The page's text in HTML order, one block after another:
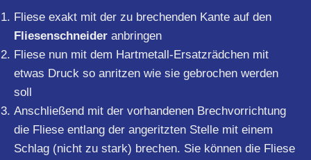
Fliese exakt mit der zu brechenden Kante auf den
Fliesenschneider anbringen
Fliese nun mit dem Hartmetall-Ersatzrädchen mit
etwas Druck so anritzen wie sie gebrochen werden
soll
Anschließend mit der vorhandenen Brechvorrichtung
die Fliese entlang der angeritzten Stelle mit einem
Schlag (nicht zu stark) brechen. Sie können die Fliese